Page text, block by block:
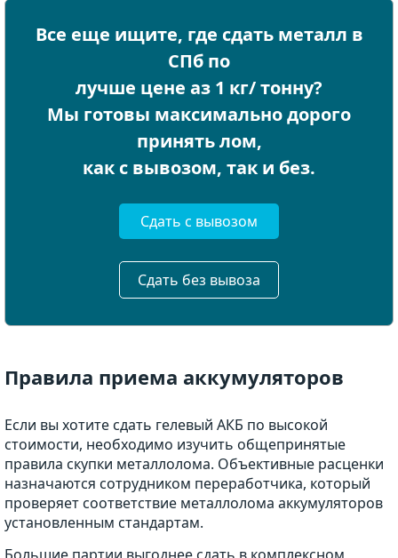
Все еще ищите, где сдать металл в
СПб по
лучше цене аз 1 кг/ тонну?
Мы готовы максимально дорого
принять лом,
как с вывозом, так и без.
Сдать с вывозом
Сдать без вывоза
Правила приема аккумуляторов
Если вы хотите сдать гелевый АКБ по высокой
стоимости, необходимо изучить общепринятые
правила скупки металлолома. Объективные расценки
назначаются сотрудником переработчика, который
проверяет соответствие металлолома аккумуляторов
установленным стандартам.